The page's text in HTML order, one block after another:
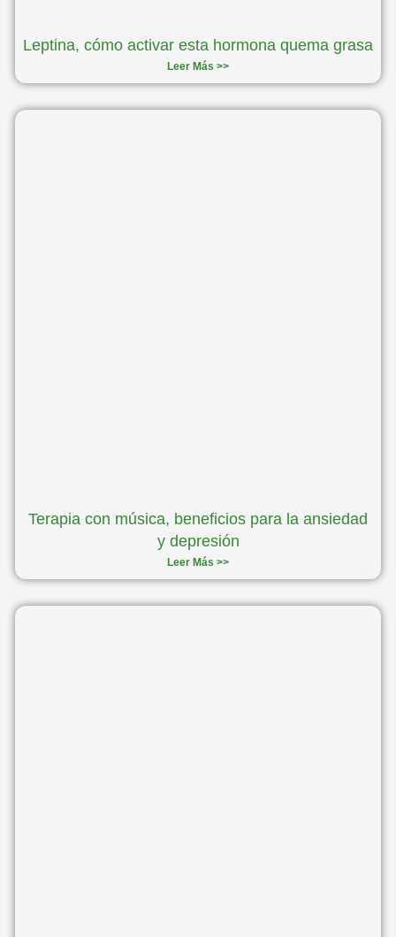
Leptina, cómo activar esta hormona quema grasa
Leer Más >>
Terapia con música, beneficios para la ansiedad
y depresión
Leer Más >>